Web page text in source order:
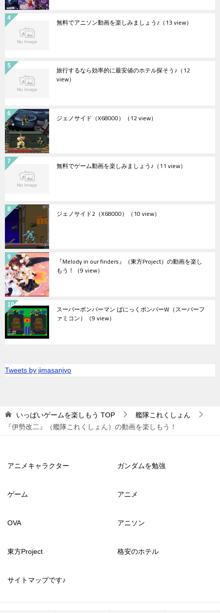
無料でアニソン動画を楽しみましょう♪ （13 view）
旅行するなら効率的に最安値のホテル探そう♪ （12
view）
ジェノサイド（X68000） （12 view）
無料でゲーム動画を楽しみましょう♪ （11 view）
ジェノサイド2（X68000） （10 view）
『Melody in our finders』（東方Project）の動画を楽し
もう！ （9 view）
スーパーボンバーマン ぱにっくボンバーW（スーパーフ
ァミコン） （9 view）
Tweets by jimasanjyo
いっぱいゲームを楽しもう TOP
艦隊これくしょん
『伊勢改二』（艦隊これくしょん）の動画を楽しもう！
アニメキャラクター ガンダムを勉強
ゲーム アニメ
OVA アニソン
東方Project 格安のホテル
サイトマップです♪